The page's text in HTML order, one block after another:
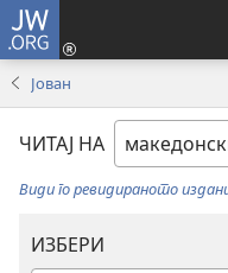
JW.ORG
Јован
ЧИТАЈ НА
Види го ревидираното
ИЗБЕРИ